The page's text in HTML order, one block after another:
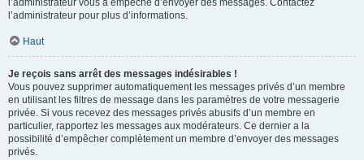
l’administrateur pour plus d’informations.
Haut
Je reçois sans arrêt des messages indésirables !
Vous pouvez supprimer automatiquement les messages privés d’un membre
en utilisant les filtres de message dans les paramètres de votre messagerie
privée. Si vous recevez des messages privés abusifs d’un membre en
particulier, rapportez les messages aux modérateurs. Ce dernier a la
possibilité d’empêcher complètement un membre d’envoyer des messages
privés.